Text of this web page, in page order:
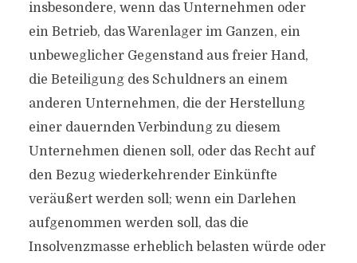
insbesondere, wenn das Unternehmen oder
ein Betrieb, das Warenlager im Ganzen, ein
unbeweglicher Gegenstand aus freier Hand,
die Beteiligung des Schuldners an einem
anderen Unternehmen, die der Herstellung
einer dauernden Verbindung zu diesem
Unternehmen dienen soll, oder das Recht auf
den Bezug wiederkehrender Einkünfte
veräußert werden soll; wenn ein Darlehen
aufgenommen werden soll, das die
Insolvenzmasse erheblich belasten würde oder